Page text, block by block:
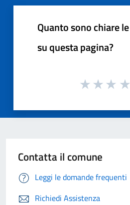
Quanto sono chiare
su questa pagina?
Contatta il comune
Leggi le domande frequenti
Richiedi Assistenza